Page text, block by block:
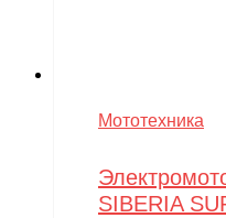
Мототехника
SIBERIA